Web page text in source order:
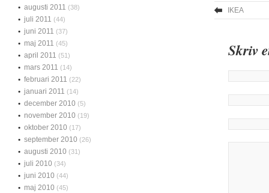
IKEA
Skriv
augusti 2011 (38)
juli 2011 (44)
juni 2011 (37)
maj 2011 (45)
april 2011 (51)
mars 2011 (14)
februari 2011 (22)
januari 2011 (14)
december 2010 (5)
november 2010 (19)
oktober 2010 (17)
september 2010 (26)
augusti 2010 (31)
juli 2010 (34)
juni 2010 (44)
maj 2010 (45)